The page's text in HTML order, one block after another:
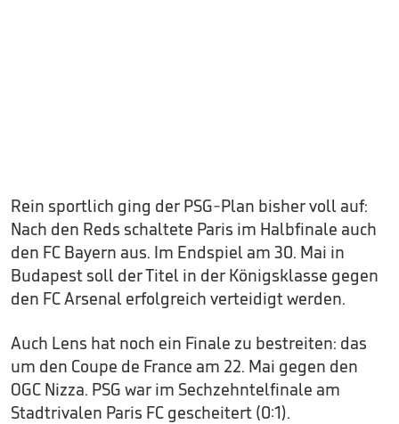
Rein sportlich ging der PSG-Plan bisher voll auf:
Nach den Reds schaltete Paris im Halbfinale auch
den FC Bayern aus. Im Endspiel am 30. Mai in
Budapest soll der Titel in der Königsklasse gegen
den FC Arsenal erfolgreich verteidigt werden.
Auch Lens hat noch ein Finale zu bestreiten: das
um den Coupe de France am 22. Mai gegen den
OGC Nizza. PSG war im Sechzehntelfinale am
Stadtrivalen Paris FC gescheitert (0:1).